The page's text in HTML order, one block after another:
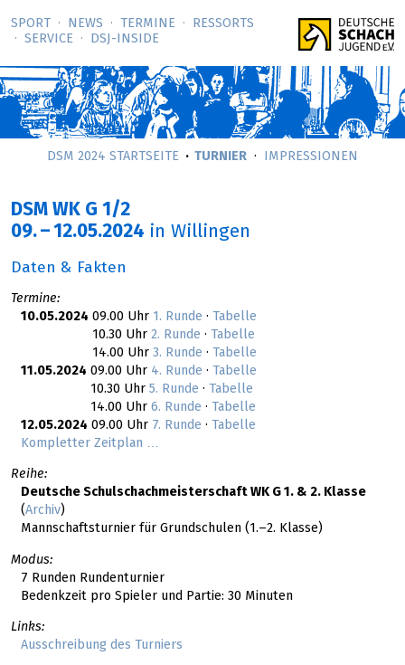
SPORT NEWS TERMINE
RESSORTS
SERVICE
DSJ-­INSIDE
DSM 2024 STARTSEITE TURNIER IMPRESSIONEN
DSM WK G 1/2
09. – 12.05.2024 in Willingen
Daten & Fakten
Termine:
10.05.2024 09.00 Uhr 1. Runde ·
Tabelle
10.30 Uhr 2. Runde ·
Tabelle
14.00 Uhr 3. Runde ·
Tabelle
11.05.2024 09.00 Uhr 4. Runde ·
Tabelle
10.30 Uhr 5. Runde ·
Tabelle
14.00 Uhr 6. Runde ·
Tabelle
12.05.2024 09.00 Uhr 7. Runde ·
Tabelle
Kompletter Zeitplan …
Reihe:
Deutsche Schulschachmeisterschaft WK G 1. & 2. Klasse
(Archiv)
Mannschaftsturnier für Grundschulen (1.–2. Klasse)
Modus:
7 Runden Rundenturnier
Bedenkzeit pro Spieler und Partie: 30 Minuten
Links:
Ausschreibung des Turniers